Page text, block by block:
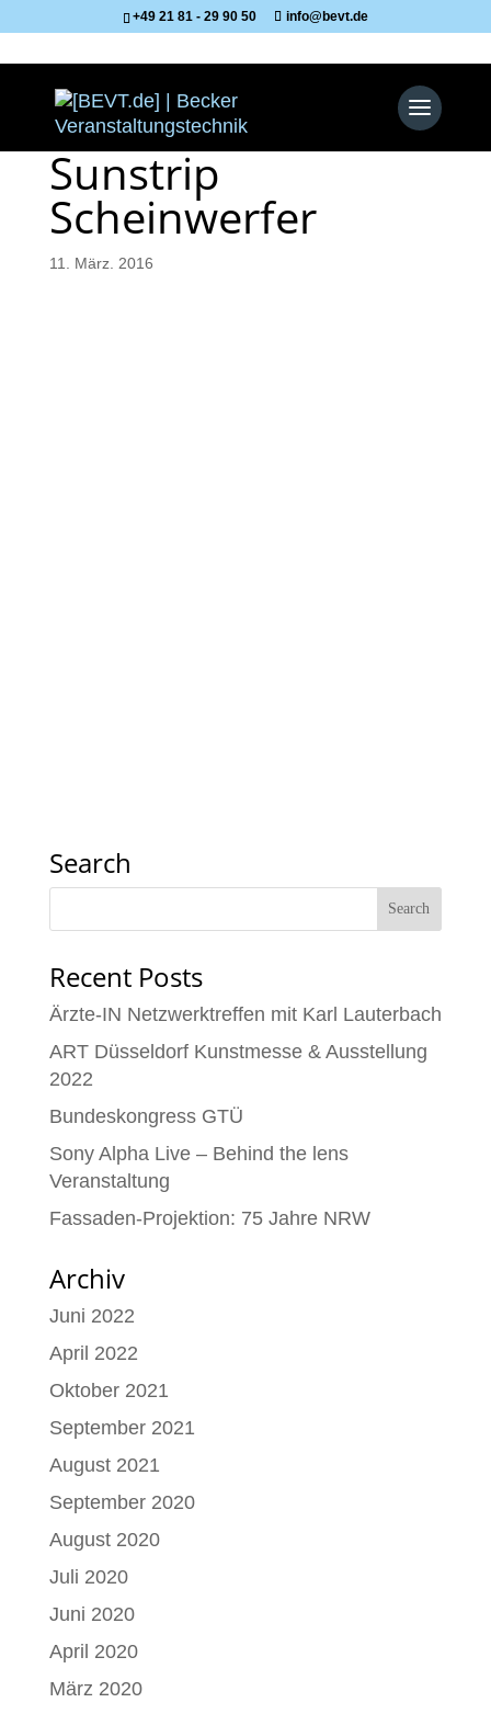
+49 21 81 - 29 90 50 info@bevt.de
Sunstrip
Scheinwerfer
11. März. 2016
Search
Recent Posts
Ärzte-IN Netzwerktreffen mit Karl Lauterbach
ART Düsseldorf Kunstmesse & Ausstellung
2022
Bundeskongress GTÜ
Sony Alpha Live – Behind the lens
Veranstaltung
Fassaden-Projektion: 75 Jahre NRW
Archiv
Juni 2022
April 2022
Oktober 2021
September 2021
August 2021
September 2020
August 2020
Juli 2020
Juni 2020
April 2020
März 2020